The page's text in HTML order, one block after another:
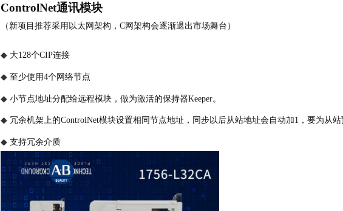
ControlNet通讯模块
（新项目推荐采用以太网架构， C网架构会逐渐退出市场舞台）
◆ 大128个CIP连接
◆ 至少使用4个网络节点
◆ 小节点地址分配给远程模块，做为激活的保持器Keeper。
◆ 冗余机架上的ControlNet模块设置相同节点地址，同步以后从站地址会自动加1，要为从
◆ 支持冗余介质